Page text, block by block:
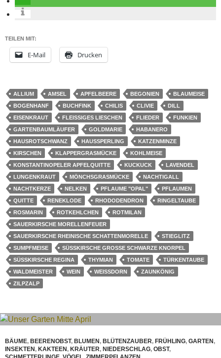
TEILEN MIT:
E-Mail Drucken
ALLIUM AMSEL APFELBEERE BEGONIEN
BLAUMEISE
BOGENHANF
BUCHFINK CHILIS CLIVIE
DILL
EISENKRAUT
FLEISSIGES LIESCHEN FLIEDER
FUNKIEN
GARTENBAUMLÄUFER
GOLDMARIE
HABANERO
HAUSROTSCHWANZ
HAUSSPERLING
KATZENMINZE
KIRSCHEN
KLAPPERGRASMÜCKE
KOHLMEISE
KONSTANTINOPELER APFELQUITTE
KUCKUCK
LAVENDEL
LUNGENKRAUT
MÖNCHSGRASMÜCKE
NACHTIGALL
NACHTKERZE
NELKEN PFLAUME "OPAL"
PFLAUMEN
QUITTE
RENEKLODE RHODODENDRON
RINGELTAUBE
ROSMARIN
ROTKEHLCHEN
ROTMILAN
SAUERKIRSCHE MORELLENFEUER
SAUERKIRSCHE RHEINISCHE SCHATTENMORELLE
STIEGLITZ
SUMPFMEISE
SÜSSKIRSCHE GROSSE SCHWARZE KNORPEL
SÜSSKIRSCHE REGINA
THYMIAN TOMATE
TÜRKENTAUBE
WALDMEISTER
WEIN WEISSDORN
ZAUNKÖNIG
ZILPZALP
BÄUME, BEERENOBST, BLUMEN, BLÜTENZAUBER, FRÜHLING, GARTEN,
INSEKTEN, KAKTEEN, KRÄUTER, NIEDERSCHLAG, OBST,